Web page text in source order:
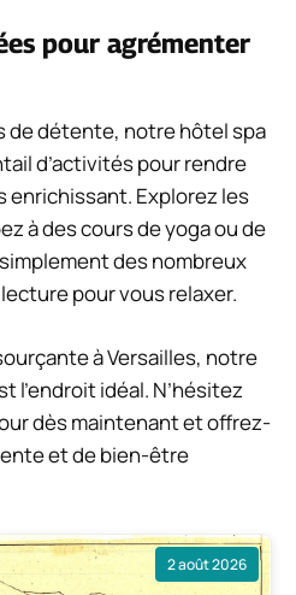
pour agrémenter
de détente, notre hôtel spa
d’activités pour rendre
enrichissant. Explorez les
à des cours de yoga ou de
des nombreux
pour vous relaxer.
à Versailles, notre
l’endroit idéal. N’hésitez
dès maintenant et offrez-
et de bien-être
2 août 2026